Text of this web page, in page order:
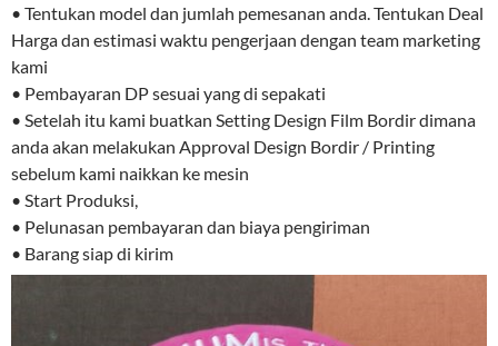
• Tentukan model dan jumlah pemesanan anda. Tentukan Deal
Harga dan estimasi waktu pengerjaan dengan team marketing
kami
• Pembayaran DP sesuai yang di sepakati
• Setelah itu kami buatkan Setting Design Film Bordir dimana
anda akan melakukan Approval Design Bordir / Printing
sebelum kami naikkan ke mesin
• Start Produksi,
• Pelunasan pembayaran dan biaya pengiriman
• Barang siap di kirim